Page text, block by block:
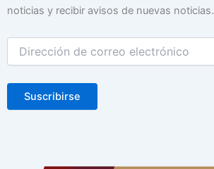
noticias y recibir avisos de nuevas noticias.
electrónico
Suscribirse